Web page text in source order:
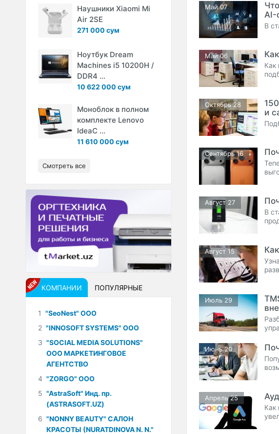
Май 07
AI-
В
Май 06
Как
Октябрь 28
и
Сентябрь 16
Август 27
В
Август 15
Июль 29
Июнь 20
Апрель 25
Как
Наушники Xiaomi Mi
Air 2SE
271 000 сум
Ноутбук Dream
Machines i5 10200H /
DDR4 ...
10 622 000 сум
Моноблок в полном
комплекте Lenovo
IdeaC ...
11 610 000 сум
Смотреть все
КОМПАНИИ ПОПУЛЯРНЫЕ
1 "SeoNest" ООО
2 "INNOSOFT SYSTEMS" ООО
3 "SOCIAL MEDIA SOLUTIONS"
ООО МАРКЕТИНГОВОЕ
АГЕНТСТВО
4 "ZORGO" ООО
5 "AstraSoft" Инд. пр.
(ASTRASOFT.UZ)
6 "NONNY BEAUTY" САЛОН
КРАСОТЫ (NURATDINOVA N. N."